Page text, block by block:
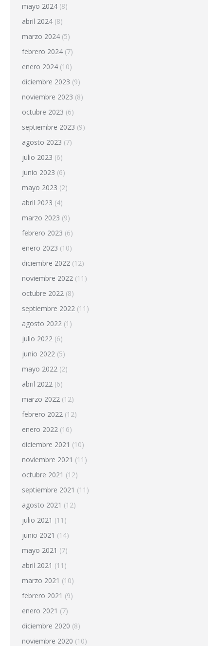
mayo 2024 (8)
abril 2024 (8)
marzo 2024 (5)
febrero 2024 (7)
enero 2024 (10)
diciembre 2023 (9)
noviembre 2023 (8)
octubre 2023 (6)
septiembre 2023 (9)
agosto 2023 (7)
julio 2023 (6)
junio 2023 (6)
mayo 2023 (2)
abril 2023 (4)
marzo 2023 (9)
febrero 2023 (6)
enero 2023 (10)
diciembre 2022 (12)
noviembre 2022 (11)
octubre 2022 (8)
septiembre 2022 (11)
agosto 2022 (1)
julio 2022 (6)
junio 2022 (5)
mayo 2022 (2)
abril 2022 (6)
marzo 2022 (12)
febrero 2022 (12)
enero 2022 (16)
diciembre 2021 (10)
noviembre 2021 (11)
octubre 2021 (12)
septiembre 2021 (11)
agosto 2021 (12)
julio 2021 (11)
junio 2021 (14)
mayo 2021 (7)
abril 2021 (11)
marzo 2021 (10)
febrero 2021 (9)
enero 2021 (7)
diciembre 2020 (8)
noviembre 2020 (10)